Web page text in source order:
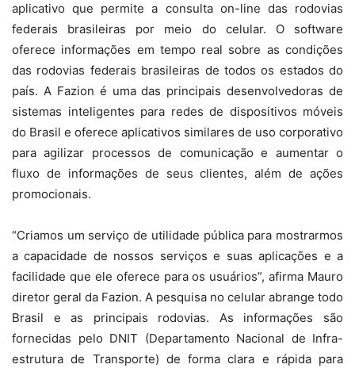
aplicativo que permite a consulta on-line das rodovias
federais brasileiras por meio do celular. O software
oferece informações em tempo real sobre as condições
das rodovias federais brasileiras de todos os estados do
país. A Fazion é uma das principais desenvolvedoras de
sistemas inteligentes para redes de dispositivos móveis
do Brasil e oferece aplicativos similares de uso corporativo
para agilizar processos de comunicação e aumentar o
fluxo de informações de seus clientes, além de ações
promocionais.
“Criamos um serviço de utilidade pública para mostrarmos
a capacidade de nossos serviços e suas aplicações e a
facilidade que ele oferece para os usuários”, afirma Mauro
diretor geral da Fazion. A pesquisa no celular abrange todo
Brasil e as principais rodovias. As informações são
fornecidas pelo DNIT (Departamento Nacional de Infra-
estrutura de Transporte) de forma clara e rápida para